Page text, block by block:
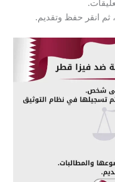
ثم انقر حفظ وتقديم.